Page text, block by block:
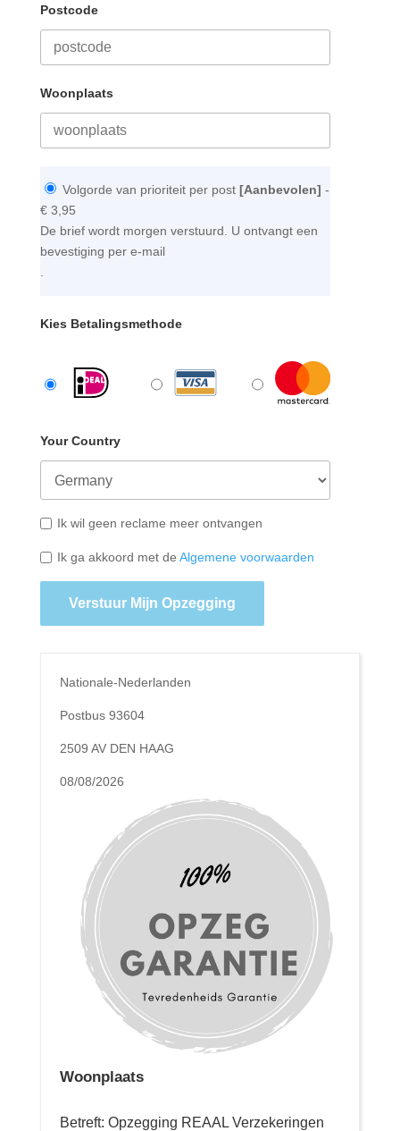
Postcode
Woonplaats
Volgorde van prioriteit per post [Aanbevolen] -
€ 3,95
De brief wordt morgen verstuurd. U ontvangt een
bevestiging per e-mail
.
Kies Betalingsmethode
Your Country
Ik wil geen reclame meer ontvangen
Ik ga akkoord met de Algemene voorwaarden
Verstuur Mijn Opzegging
Nationale-Nederlanden
Postbus 93604
2509 AV DEN HAAG
08/08/2026
Woonplaats
Betreft: Opzegging REAAL Verzekeringen